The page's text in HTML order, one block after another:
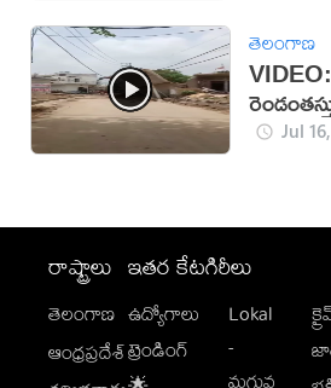
తెలంగాణ
Jul
రాష్ట్రాలు
తెలంగాణ
ఆంధ్రప్రదేశ్
ఇతర కేటగిరీలు
ఉద్యోగాలు
ట్రెండింగ్
Lokal
-